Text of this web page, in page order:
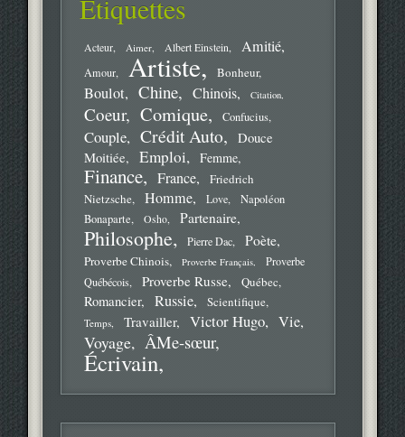
Étiquettes
Acteur Aimer Albert Einstein Amitié
Amour Artiste Bonheur
Boulot Chine Chinois Citation
Coeur Comique Confucius
Couple Crédit Auto
Douce
Moitiée
Emploi Femme
Finance France
Friedrich
Nietzsche
Homme Love
Napoléon
Bonaparte
Osho Partenaire
Philosophe Pierre Dac Poète
Proverbe Chinois Proverbe Français
Proverbe
Québécois
Proverbe Russe Québec
Romancier Russie Scientifique
Temps Travailler Victor Hugo Vie
Voyage ÂMe-sœur
Écrivain